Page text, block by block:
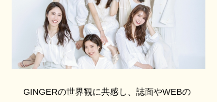
GINGERの世界観に共感し、誌面やWEBの